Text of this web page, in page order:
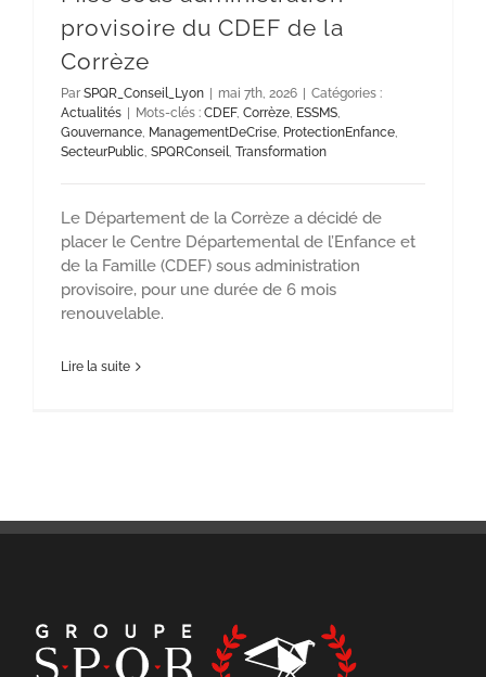
provisoire du CDEF de la
Corrèze
Par SPQR_Conseil_Lyon | mai 7th, 2026 | Catégories :
Actualités | Mots-clés : CDEF, Corrèze ESSMS
Gouvernance ManagementDeCrise ProtectionEnfance
SecteurPublic SPQRConseil Transformation
Le Département de la Corrèze a décidé de
placer le Centre Départemental de l’Enfance et
de la Famille (CDEF) sous administration
provisoire, pour une durée de 6 mois
renouvelable.
Lire la suite